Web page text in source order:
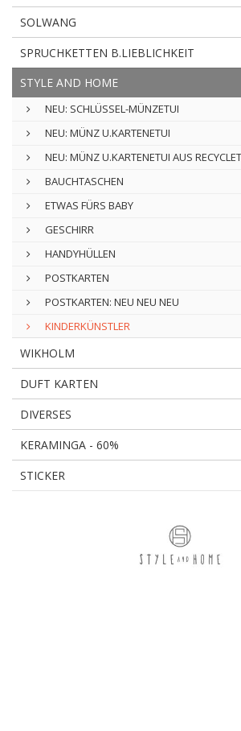
SOLWANG
SPRUCHKETTEN B.LIEBLICHKEIT
STYLE AND HOME
NEU: SCHLÜSSEL-MÜNZETUI
NEU: MÜNZ U.KARTENETUI
NEU: MÜNZ U.KARTENETUI AUS
BAUCHTASCHEN
ETWAS FÜRS BABY
GESCHIRR
HANDYHÜLLEN
POSTKARTEN
POSTKARTEN: NEU NEU NEU
KINDERKÜNSTLER
WIKHOLM
DUFT KARTEN
DIVERSES
KERAMINGA - 60%
STICKER